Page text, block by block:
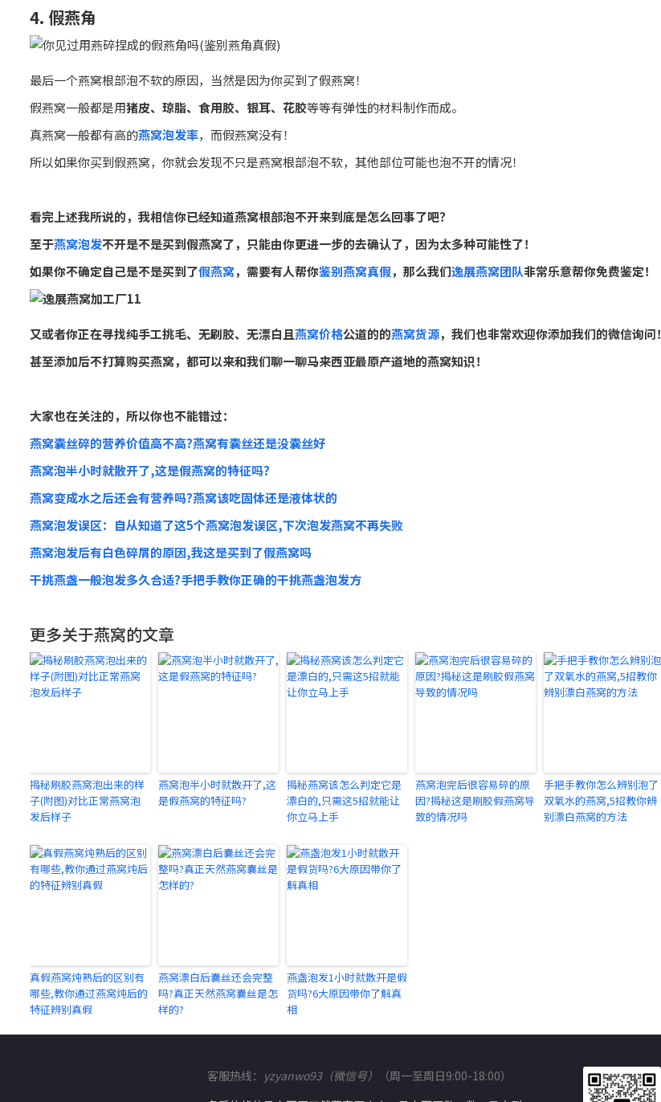
4. 假燕角
最后一个燕窝根部泡不软的原因，当然是因为你买到了假燕窝！
假燕窝一般都是用猪皮、琼脂、食用胶、银耳、花胶等等有弹性的材料制作而成。
真燕窝一般都有高的燕窝泡发率，而假燕窝没有！
所以如果你买到假燕窝，你就会发现不只是燕窝根部泡不软，其他部位可能也泡不开的情况！
看完上述我所说的，我相信你已经知道燕窝根部泡不开来到底是怎么回事了吧？
至于燕窝泡发不开是不是买到假燕窝了，只能由你更进一步的去确认了，因为太多种可能性了！
如果你不确定自己是不是买到了假燕窝，需要有人帮你鉴别燕窝真假，那么我们逸展燕窝团队非常乐意帮你免费鉴定！
又或者你正在寻找纯手工挑毛、无刷胶、无漂白且燕窝价格公道的的燕窝货源，我们也非常欢迎你添加我们的微信询问！
甚至添加后不打算购买燕窝，都可以来和我们聊一聊马来西亚最原产道地的燕窝知识！
大家也在关注的，所以你也不能错过：
燕窝囊丝碎的营养价值高不高?燕窝有囊丝还是没囊丝好
燕窝泡半小时就散开了,这是假燕窝的特征吗?
燕窝变成水之后还会有营养吗?燕窝该吃固体还是液体状的
燕窝泡发误区：自从知道了这5个燕窝泡发误区,下次泡发燕窝不再失败
燕窝泡发后有白色碎屑的原因,我这是买到了假燕窝吗
干挑燕盏一般泡发多久合适?手把手教你正确的干挑燕盏泡发方
更多关于燕窝的文章
揭秘刷胶燕窝泡出来的样
子(附图)对比正常燕窝泡
发后样子
燕窝泡半小时就散开了,这
是假燕窝的特征吗?
揭秘燕窝该怎么判定它是
漂白的,只需这5招就能让
你立马上手
燕窝泡完后很容易碎的原
因?揭秘这是刷胶假燕窝导
致的情况吗
手把手教你怎么辨别泡了
双氧水的燕窝,5招教你辨
别漂白燕窝的方法
真假燕窝炖熟后的区别有
哪些,教你通过燕窝炖后的
特征辨别真假
燕窝漂白后囊丝还会完整
吗?真正天然燕窝囊丝是怎
样的?
燕盏泡发1小时就散开是假
货吗?6大原因带你了解真
相
客服热线： yzyanwo93（微信号）
（周一至周日9:00-18:00）